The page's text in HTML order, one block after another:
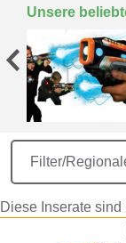
Unsere
Filter/
Diese Inserate